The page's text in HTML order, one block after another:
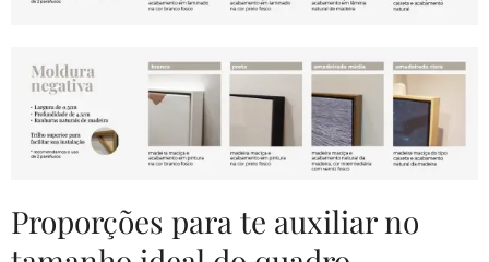
Proporções para te auxiliar no